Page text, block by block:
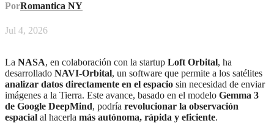
PorRomantica NY
Jul 4, 2026
La NASA, en colaboración con la startup Loft Orbital, ha
desarrollado NAVI-Orbital, un software que permite a los satélites
analizar datos directamente en el espacio sin necesidad de enviar
imágenes a la Tierra. Este avance, basado en el modelo Gemma 3
de Google DeepMind, podría revolucionar la observación
espacial al hacerla más autónoma, rápida y eficiente.